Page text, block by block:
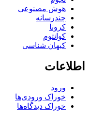
هوش مصنوعی
چندرسانه
کرونا
کوانتوم
کیهان شناسی
اطلاعات
ورود
خوراک ورودی‌ها
خوراک دیدگاه‌ها